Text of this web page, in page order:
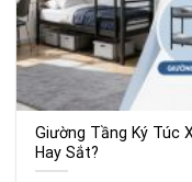
Giường Tầng Ký Túc
Hay Sắt?